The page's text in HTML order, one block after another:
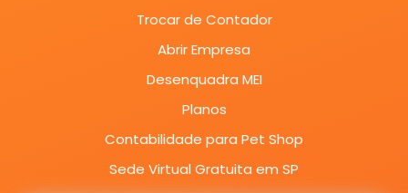
Trocar de Contador
Abrir Empresa
Desenquadra MEI
Planos
Contabilidade para Pet Shop
Sede Virtual Gratuita em SP